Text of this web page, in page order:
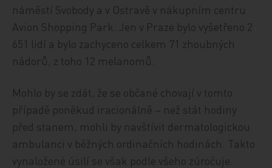
náměstí Svobody a v Ostravě v nákupním centru
Avion Shopping Park. Jen v Praze bylo vyšetřeno 2
651 lidí a bylo zachyceno celkem 71 zhoubných
nádorů, z toho 12 melanomů.
Mohlo by se zdát, že se občané chovají v tomto
případě poněkud iracionálně – než stát hodiny
před stanem, mohli by navštívit dermatologickou
ambulanci v běžných ordinačních hodinách. Takto
vynaložené úsilí se však podle všeho zúročuje.